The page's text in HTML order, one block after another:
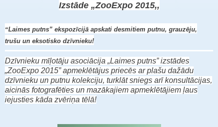
Izstāde „ZooExpo 2015,,
“Laimes putns” ekspozīcijā apskati desmitiem putnu, grauzēju,
trušu un eksotisko dzīvnieku!
Dzīvnieku mīļotāju asociācija „Laimes putns” izstādes
„ZooExpo 2015” apmeklētājus priecēs ar plašu dažādu
dzīvnieku un putnu kolekciju, turklāt sniegs arī konsultācijas,
aicinās fotografēties un mazākajiem apmeklētājiem ļaus
iejusties kāda zvēriņa tēlā!